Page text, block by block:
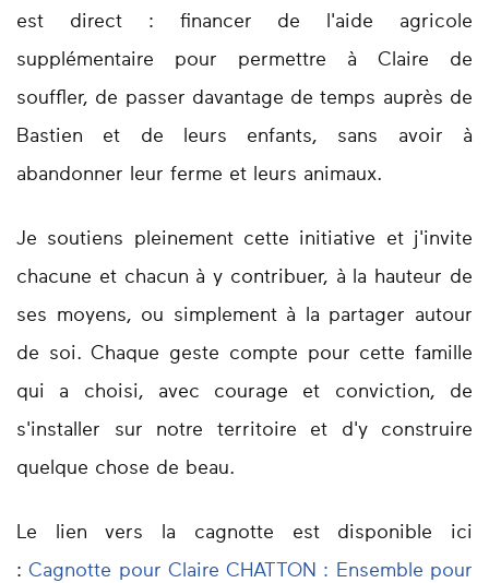
est direct : financer de l'aide agricole
supplémentaire pour permettre à Claire de
souffler, de passer davantage de temps auprès de
Bastien et de leurs enfants, sans avoir à
abandonner leur ferme et leurs animaux.
Je soutiens pleinement cette initiative et j'invite
chacune et chacun à y contribuer, à la hauteur de
ses moyens, ou simplement à la partager autour
de soi. Chaque geste compte pour cette famille
qui a choisi, avec courage et conviction, de
s'installer sur notre territoire et d'y construire
quelque chose de beau.
Le lien vers la cagnotte est disponible ici
:Cagnotte pour Claire CHATTON : Ensemble pour